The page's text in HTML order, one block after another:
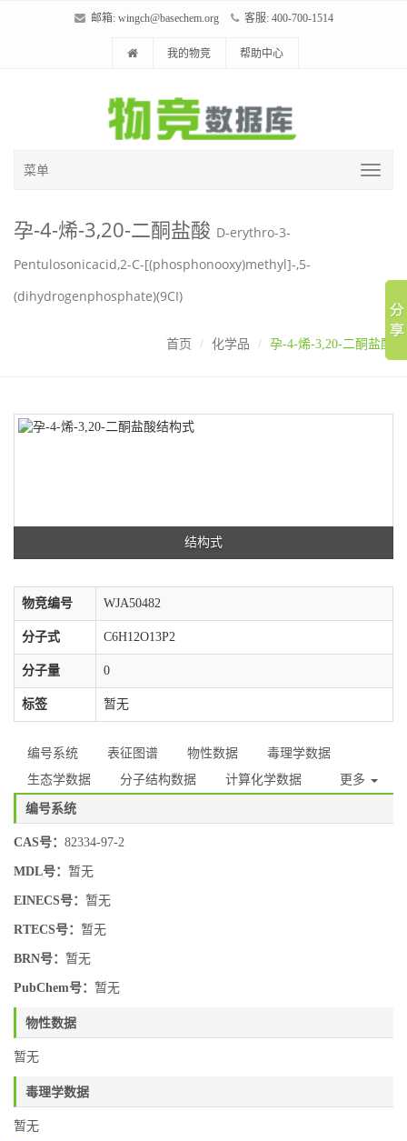
邮箱: wingch@basechem.org 客服: 400-700-1514
我的物竞 帮助中心
菜单
孕-4-烯-3,20-二酮盐酸 D-erythro-3-
Pentulosonicacid,2-C-[(phosphonooxy)methyl]-,5-
(dihydrogenphosphate)(9CI)
首页 化学品 孕-4-烯-3,20-二酮盐酸
结构式
物竞编号 WJA50482
分子式 C6H12O13P2
分子量 0
标签 暂无
编号系统 表征图谱 物性数据
毒理学数据
生态学数据
分子结构数据 计算化学数据 更多
编号系统
CAS号： 82334-97-2
MDL号： 暂无
EINECS号： 暂无
RTECS号： 暂无
BRN号： 暂无
PubChem号： 暂无
物性数据
暂无
毒理学数据
暂无